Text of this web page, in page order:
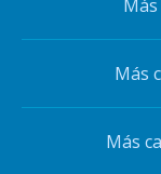
Más
Más